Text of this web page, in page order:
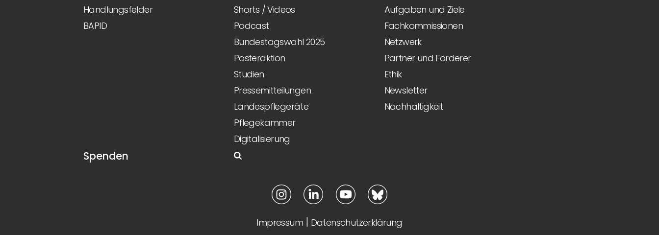
Handlungsfelder
BAPID
Shorts / Videos
Podcast
Bundestagswahl 2025
Posteraktion
Studien
Pressemitteilungen
Landespflegeräte
Pflegekammer
Digitalisierung
Aufgaben und Ziele
Fachkommissionen
Netzwerk
Partner und Förderer
Ethik
Newsletter
Nachhaltigkeit
Spenden
Impressum | Datenschutzerklärung